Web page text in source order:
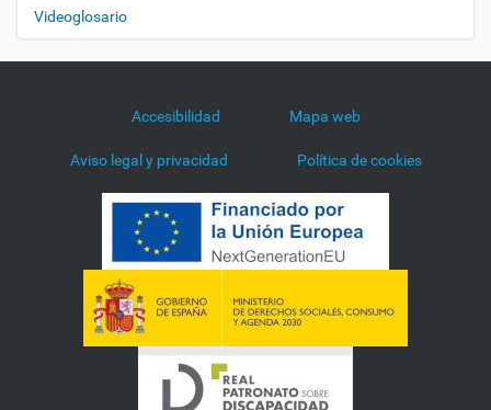
Videoglosario
Accesibilidad Mapa web
Aviso legal y privacidad Política de cookies